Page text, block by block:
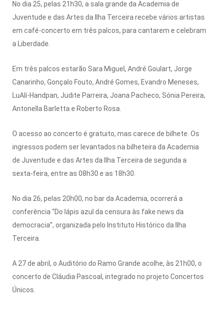
No dia 25, pelas 21h30, a sala grande da Academia de
Juventude e das Artes da Ilha Terceira recebe vários artistas
em café-concerto em três palcos, para cantarem e celebram
a Liberdade.
Em três palcos estarão Sara Miguel, André Goulart, Jorge
Canarinho, Gonçalo Fouto, André Gomes, Evandro Meneses,
LuAlí-Handpan, Judite Parreira, Joana Pacheco, Sónia Pereira,
Antonella Barletta e Roberto Rosa.
O acesso ao concerto é gratuito, mas carece de bilhete. Os
ingressos podem ser levantados na bilheteira da Academia
de Juventude e das Artes da Ilha Terceira de segunda a
sexta-feira, entre as 08h30 e as 18h30.
No dia 26, pelas 20h00, no bar da Academia, ocorrerá a
conferência “Do lápis azul da censura às fake news da
democracia”, organizada pelo Instituto Histórico da Ilha
Terceira.
A 27 de abril, o Auditório do Ramo Grande acolhe, às 21h00, o
concerto de Cláudia Pascoal, integrado no projeto Concertos
Únicos.